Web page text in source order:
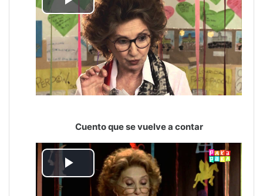
Reproducir
Vídeo
Cuento que se vuelve a contar
Reproducir